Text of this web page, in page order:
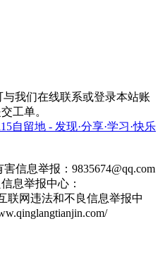
我们在线联系或登录本站账
工单。
自留地 - 发现·分享·学习·快乐
信息举报：9835674@qq.com
息举报中心：
联网违法和不良信息举报中